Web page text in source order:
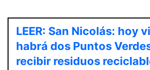
LEER: San Nicolás: hoy
habrá dos Puntos
recibir residuos